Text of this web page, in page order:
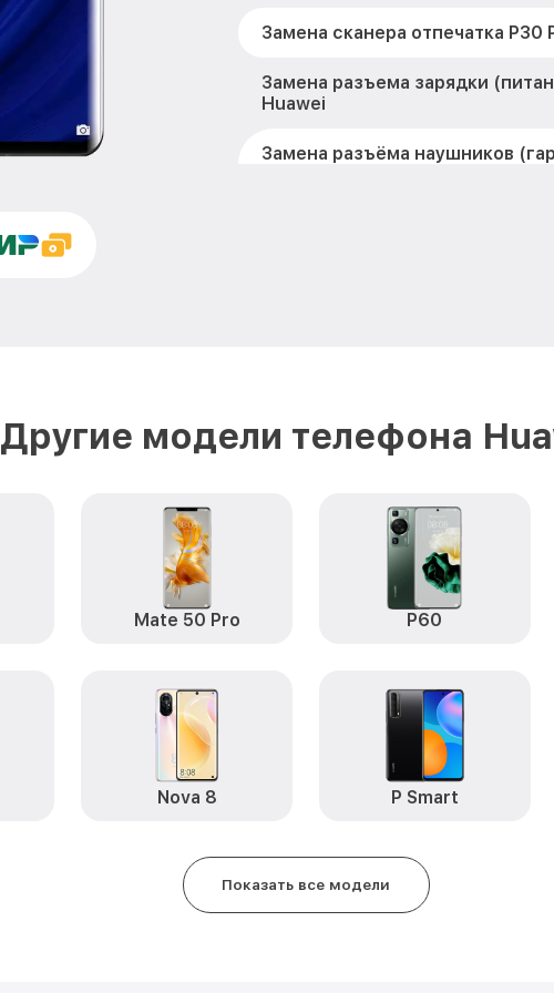
Замена сканера отпечатка P30
Замена разъема зарядки
Huawei
Замена разъёма наушников
Замена основной камеры P30
Замена экрана P30 Pro Huawei
Замена аккумулятора P30 Pro
Замена задней крышки P30 Pro
Замена стекла P30 Pro Huawei
Замена датчика приближения
Замена вибромотора P30 Pro
Другие модели телефона
Mate 50 Pro P60
Nova 8 P Smart
Показать все модели